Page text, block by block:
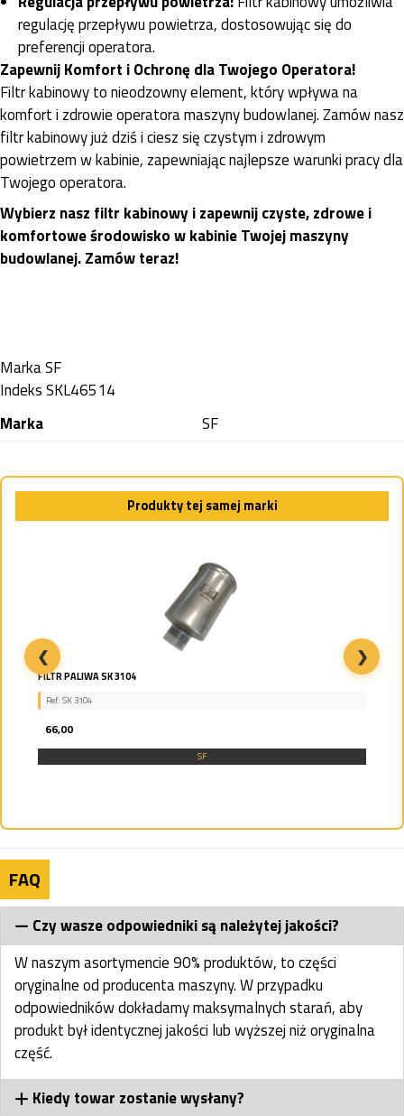
regulację przepływu powietrza, dostosowując się do
preferencji operatora.
Zapewnij Komfort i Ochronę dla Twojego Operatora!
Filtr kabinowy to nieodzowny element, który wpływa na
komfort i zdrowie operatora maszyny budowlanej. Zamów nasz
filtr kabinowy już dziś i ciesz się czystym i zdrowym
powietrzem w kabinie, zapewniając najlepsze warunki pracy dla
Twojego operatora.
Wybierz nasz filtr kabinowy i zapewnij czyste, zdrowe i
komfortowe środowisko w kabinie Twojej maszyny
budowlanej. Zamów teraz!
MarkaSF
IndeksSKL46514
Marka
SF
Produkty tej samej marki
FILTR PALIWA SK 3104
Ref: SK 3104
66,00
SF
❮ ❯
FAQ
Czy wasze odpowiedniki są należytej jakości?
W naszym asortymencie 90% produktów, to części
oryginalne od producenta maszyny. W przypadku
odpowiedników dokładamy maksymalnych starań, aby
produkt był identycznej jakości lub wyższej niż oryginalna
część.
Kiedy towar zostanie wysłany?